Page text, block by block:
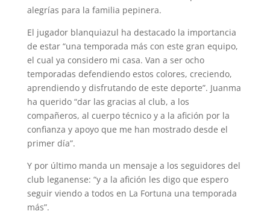
alegrías para la familia pepinera.
El jugador blanquiazul ha destacado la importancia
de estar “una temporada más con este gran equipo,
el cual ya considero mi casa. Van a ser ocho
temporadas defendiendo estos colores, creciendo,
aprendiendo y disfrutando de este deporte”. Juanma
ha querido “dar las gracias al club, a los
compañeros, al cuerpo técnico y a la afición por la
confianza y apoyo que me han mostrado desde el
primer día”.
Y por último manda un mensaje a los seguidores del
club leganense: “y a la afición les digo que espero
seguir viendo a todos en La Fortuna una temporada
más”.